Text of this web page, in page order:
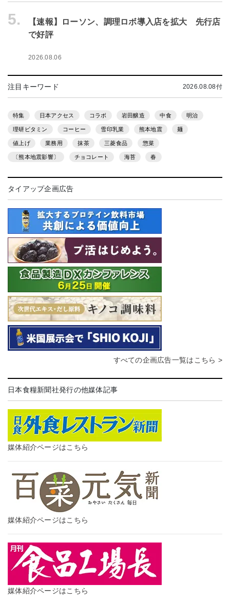
5.
【速報】ローソン、調理ロボ導入店を拡大 先行店
で好評
2026.08.06
注目キーワード 2026.08.08付
特集 日本アクセス コラボ 岩田醸造 中食 明治
理研ビタミン コーヒー 雪印乳業 熊本地震 麺
値上げ 業務用 抹茶 三菱食品 惣菜
〔熊本地震影響〕 チョコレート 海苔 春
タイアップ企画広告
すべての企画広告一覧はこちら >
日本食糧新聞社発行の他媒体記事
媒体紹介ページはこちら
媒体紹介ページはこちら
媒体紹介ページはこちら